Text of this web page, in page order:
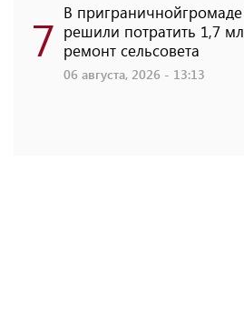
7 В
решили потратить 1,7
ремонт сельсовета
06 августа, 2026 - 13:13